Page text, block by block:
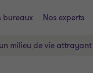
bureaux Nos experts
milieu de vie attrayant